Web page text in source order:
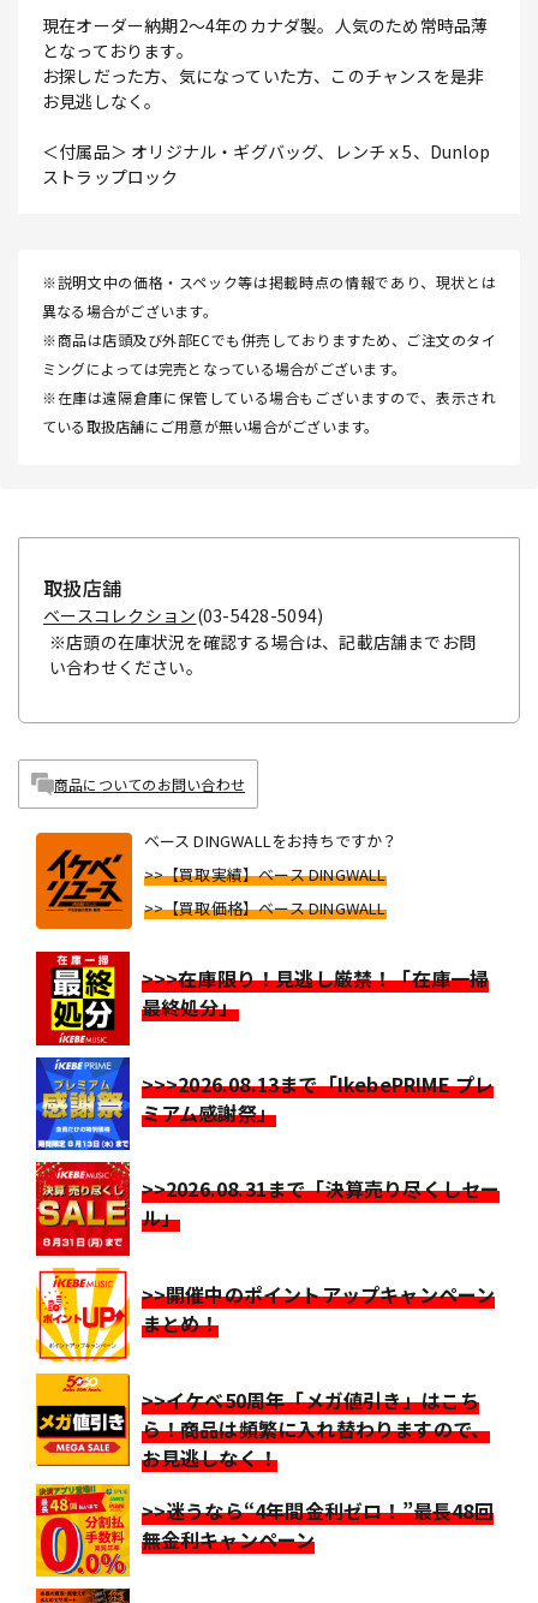
現在オーダー納期2～4年のカナダ製。人気のため常時品薄
となっております。
お探しだった方、気になっていた方、このチャンスを是非
お見逃しなく。
＜付属品＞ オリジナル・ギグバッグ、レンチｘ5、Dunlop
ストラップロック
※説明文中の価格・スペック等は掲載時点の情報であり、現状とは
異なる場合がございます。
※商品は店頭及び外部ECでも併売しておりますため、ご注文のタイ
ミングによっては完売となっている場合がございます。
※在庫は遠隔倉庫に保管している場合もございますので、表示され
ている取扱店舗にご用意が無い場合がございます。
取扱店舗
ベースコレクション(03-5428-5094)
※店頭の在庫状況を確認する場合は、記載店舗までお問
い合わせください。
商品についてのお問い合わせ
ベース DINGWALLをお持ちですか？
>>【買取実績】ベース DINGWALL
>>【買取価格】ベース DINGWALL
>>>在庫限り！見逃し厳禁！「在庫一掃
最終処分」
>>>2026.08.13まで「IkebePRIME プレ
ミアム感謝祭」
>>2026.08.31まで「決算売り尽くしセー
ル」
>>開催中のポイントアップキャンペーン
まとめ！
>>イケベ50周年「メガ値引き」はこち
ら！商品は頻繁に入れ替わりますので、
お見逃しなく！
>>迷うなら“4年間金利ゼロ！”最長48回
無金利キャンペーン